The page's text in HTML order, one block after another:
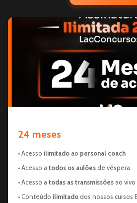
24 meses
• Acesso ilimitado ao personal coach
• Acesso a todos os aulõesde véspera
• Acesso a todas as transmissões ao vivo
• Conteúdo ilimitadodos nossos cursos